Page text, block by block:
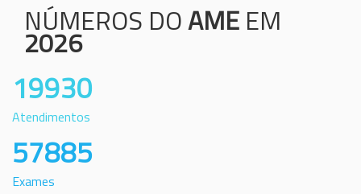
NÚMEROS DOAME EM
2026
19930
Atendimentos
57885
Exames